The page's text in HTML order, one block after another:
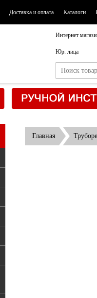
Доставка и оплата Каталоги
Интернет
Юр. лица
Главная